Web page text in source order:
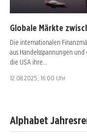
Globale Märkte
Die internationalen
aus Handelsspannungen
die USA ihre…
12.08.2025, 16:00 Uhr
Alphabet